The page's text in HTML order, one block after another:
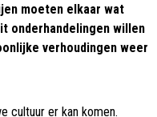
moeten elkaar wat
onderhandelingen willen
verhoudingen weer
cultuur er kan komen.